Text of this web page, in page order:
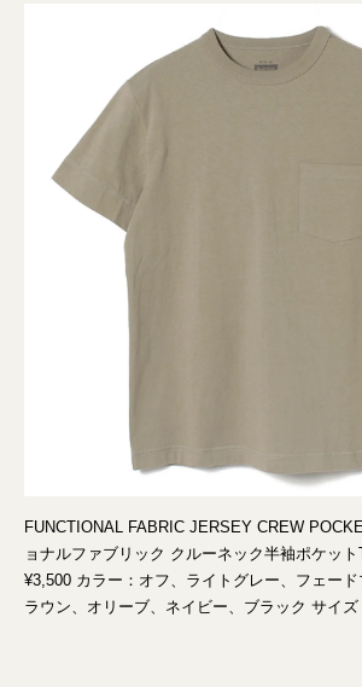
FUNCTIONAL FABRIC JERSEY CREW
ョナルファブリック クルーネック半袖ポケット
¥3,500 カラー：オフ、ライトグレー、フェー
ラウン、オリーブ、ネイビー、ブラック サイ